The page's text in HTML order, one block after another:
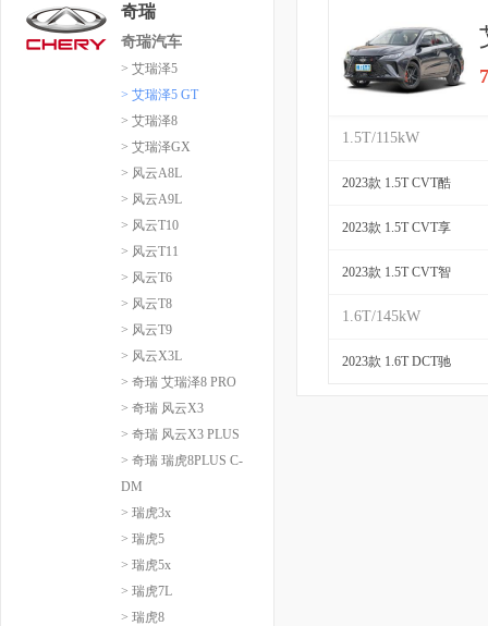
奇瑞
奇瑞汽车
> 艾瑞泽5
> 艾瑞泽5 GT
> 艾瑞泽8
> 艾瑞泽GX
> 风云A8L
> 风云A9L
> 风云T10
> 风云T11
> 风云T6
> 风云T8
> 风云T9
> 风云X3L
> 奇瑞 艾瑞泽8 PRO
> 奇瑞 风云X3
> 奇瑞 风云X3 PLUS
> 奇瑞 瑞虎8PLUS C-
DM
> 瑞虎3x
> 瑞虎5
> 瑞虎5x
> 瑞虎7L
> 瑞虎8
1.5T/115kW
2023款 1.5T CVT酷
2023款 1.5T CVT享
2023款 1.5T CVT智
1.6T/145kW
2023款 1.6T DCT驰